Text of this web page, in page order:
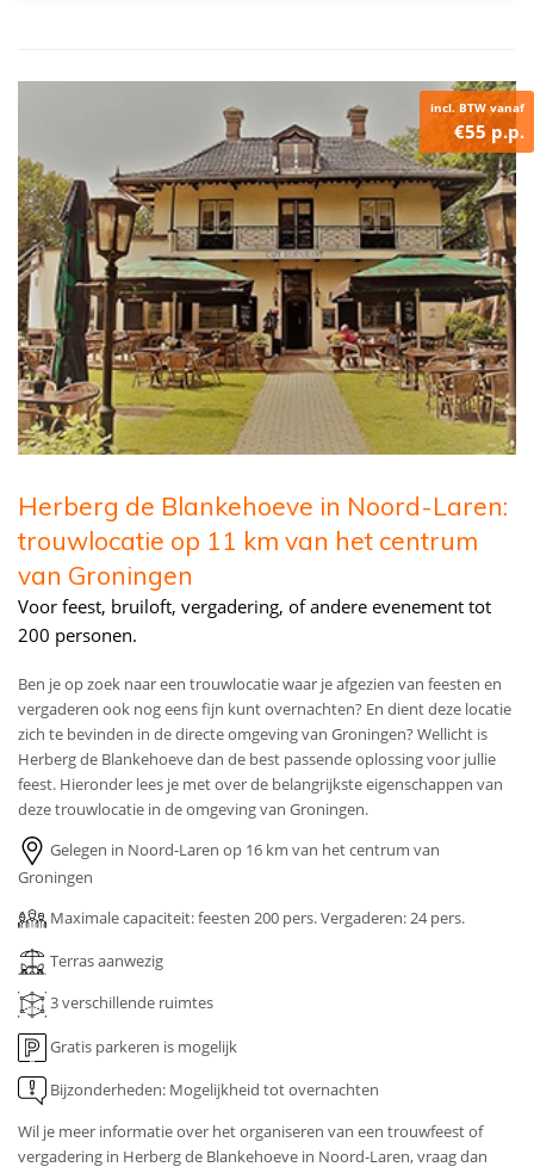
incl. BTW vanaf
€55 p.p.
Herberg de Blankehoeve in Noord-Laren:
trouwlocatie op 11 km van het centrum
van Groningen
Voor feest, bruiloft, vergadering, of andere evenement tot
200 personen.
Ben je op zoek naar een trouwlocatie waar je afgezien van feesten en
vergaderen ook nog eens fijn kunt overnachten? En dient deze locatie
zich te bevinden in de directe omgeving van Groningen? Wellicht is
Herberg de Blankehoeve dan de best passende oplossing voor jullie
feest. Hieronder lees je met over de belangrijkste eigenschappen van
deze trouwlocatie in de omgeving van Groningen.
Gelegen in Noord-Laren op 16 km van het centrum van
Groningen
Maximale capaciteit: feesten 200 pers. Vergaderen: 24 pers.
Terras aanwezig
3 verschillende ruimtes
Gratis parkeren is mogelijk
Bijzonderheden: Mogelijkheid tot overnachten
Wil je meer informatie over het organiseren van een trouwfeest of
vergadering in Herberg de Blankehoeve in Noord-Laren, vraag dan